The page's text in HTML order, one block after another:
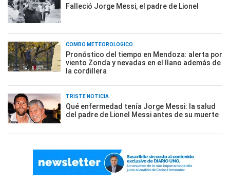
Falleció Jorge Messi, el padre de Lionel
COMBO METEOROLÓGICO
Pronóstico del tiempo en Mendoza: alerta por
viento Zonda y nevadas en el llano además de
la cordillera
TRISTE NOTICIA
Qué enfermedad tenía Jorge Messi: la salud
del padre de Lionel Messi antes de su muerte